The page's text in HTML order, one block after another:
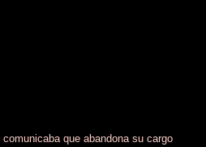
que abandona su cargo